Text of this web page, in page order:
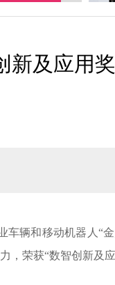
新及应用
辆和移动机器人“金
，荣获“数智创新及